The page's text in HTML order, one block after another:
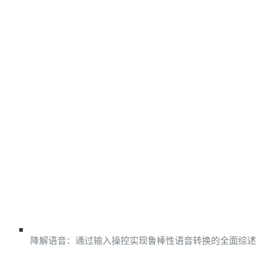
降解语音：通过输入操控实现鲁棒性语音转换的全面综述